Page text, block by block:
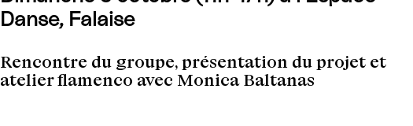
Danse, Falaise
Rencontre du groupe, présentation du projet et
atelier flamenco avec Monica Baltanas